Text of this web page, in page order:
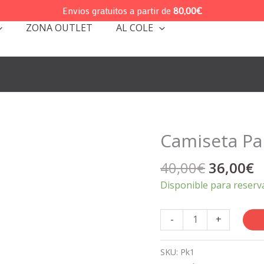
ZONA OUTLET AL COLE
Camiseta
40,00€ El
precio
original
era:
40,00€.
36,00€
Disponible para
-
Camiseta
Papá
o
Mamá
+
SKU: Pk1
Envios gratuitos a partir de 80,00€